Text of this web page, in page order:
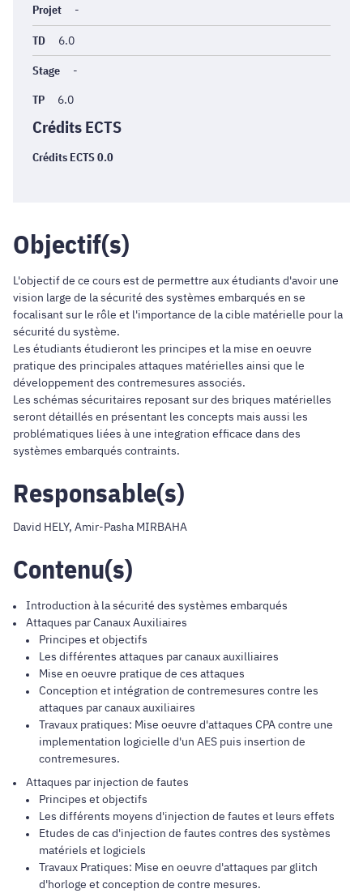
Projet -
TD 6.0
Stage -
TP 6.0
Crédits ECTS
Crédits ECTS 0.0
Objectif(s)
L'objectif de ce cours est de permettre aux étudiants d'avoir une
vision large de la sécurité des systèmes embarqués en se
focalisant sur le rôle et l'importance de la cible matérielle pour la
sécurité du système.
Les étudiants étudieront les principes et la mise en oeuvre
pratique des principales attaques matérielles ainsi que le
développement des contremesures associés.
Les schémas sécuritaires reposant sur des briques matérielles
seront détaillés en présentant les concepts mais aussi les
problématiques liées à une integration efficace dans des
systèmes embarqués contraints.
Responsable(s)
David HELY, Amir-Pasha MIRBAHA
Contenu(s)
Introduction à la sécurité des systèmes embarqués
Attaques par Canaux Auxiliaires
Principes et objectifs
Les différentes attaques par canaux auxilliaires
Mise en oeuvre pratique de ces attaques
Conception et intégration de contremesures contre les
attaques par canaux auxiliaires
Travaux pratiques: Mise oeuvre d'attaques CPA contre une
implementation logicielle d'un AES puis insertion de
contremesures.
Attaques par injection de fautes
Principes et objectifs
Les différents moyens d'injection de fautes et leurs effets
Etudes de cas d'injection de fautes contres des systèmes
matériels et logiciels
Travaux Pratiques: Mise en oeuvre d'attaques par glitch
d'horloge et conception de contre mesures.